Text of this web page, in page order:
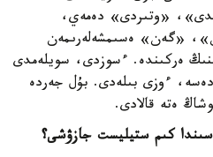
«وتىردى» دەمەي،
«گەن» ەسىمشەلەرىمەن
ەركىندە. ءسوزدى، سويلەمدى
دەسە، ءوزى بىلەدى. بۇل جەردە
ەتە قالادى.
كىم ستيليست جازۋشى؟